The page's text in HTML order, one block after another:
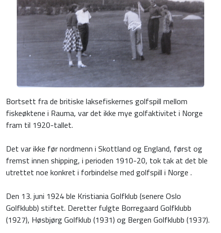
Bortsett fra de britiske laksefiskernes golfspill mellom
fiskeøktene i Rauma, var det ikke mye golfaktivitet i Norge
fram til 1920-tallet.
Det var ikke før nordmenn i Skottland og England, først og
fremst innen shipping, i perioden 1910-20, tok tak at det ble
utrettet noe konkret i forbindelse med golfspill i Norge .
Den 13. juni 1924 ble Kristiania Golfklub (senere Oslo
Golfklubb) stiftet. Deretter fulgte Borregaard Golfklubb
(1927), Høsbjørg Golfklub (1931) og Bergen Golfklubb (1937).